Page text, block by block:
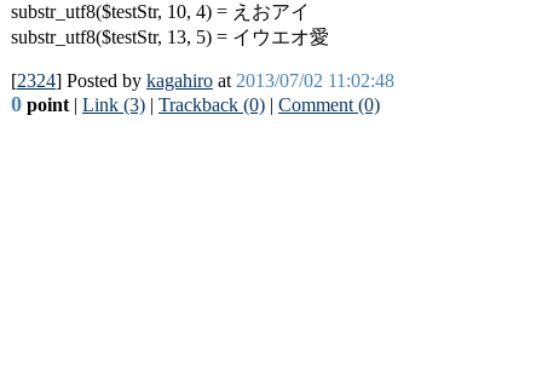
substr_utf8($testStr, 10, 4) = えおアイ
substr_utf8($testStr, 13, 5) = イウエオ愛
[2324] Posted by kagahiroat 2013/07/02 11:02:48
0point| Link (3)| Trackback (0)| Comment (0)